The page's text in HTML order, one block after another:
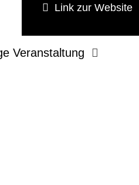
Link zur Website
Veranstaltung